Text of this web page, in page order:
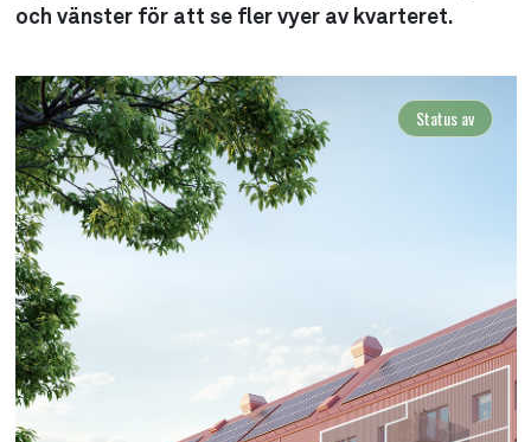
och vänster för att se fler vyer av kvarteret.